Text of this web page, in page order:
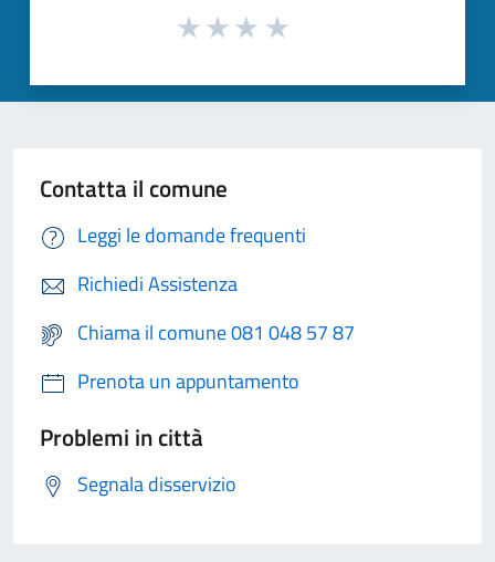
Contatta il comune
Leggi le domande frequenti
Richiedi Assistenza
Chiama il comune 081 048 57 87
Prenota un appuntamento
Problemi in città
Segnala disservizio